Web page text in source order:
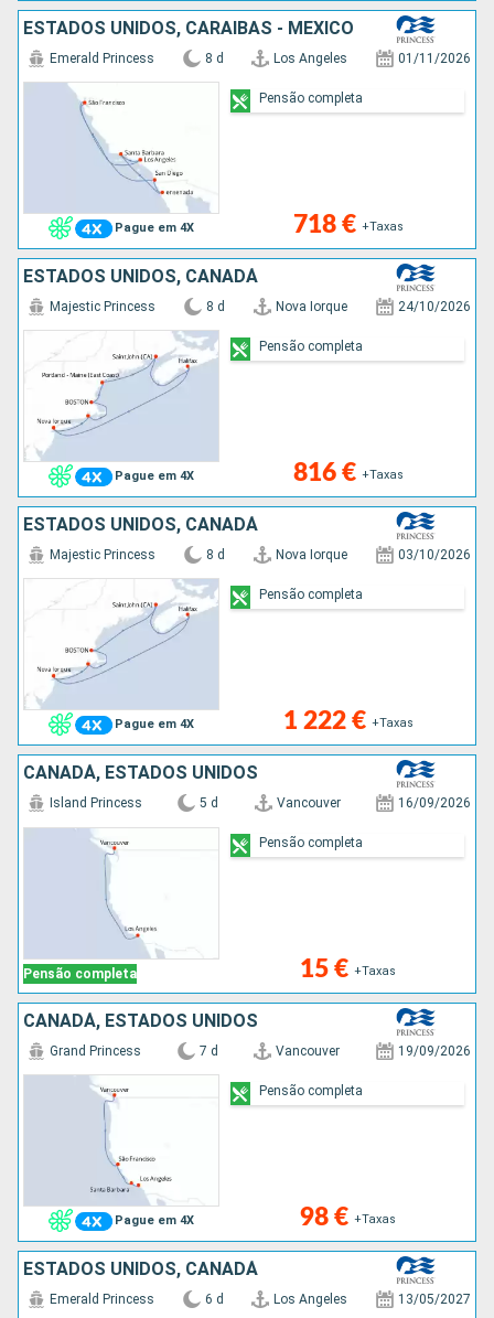
ESTADOS UNIDOS, CARAIBAS - MEXICO
Pague em 4X
Emerald Princess 8 d Los Angeles 01/11/2026
718 € +Taxas
Pensão completa
ESTADOS UNIDOS, CANADÁ
Pague em 4X
Majestic Princess 8 d Nova Iorque 24/10/2026
816 € +Taxas
Pensão completa
ESTADOS UNIDOS, CANADÁ
Pague em 4X
Majestic Princess 8 d Nova Iorque 03/10/2026
1 222 € +Taxas
Pensão completa
CANADÁ, ESTADOS UNIDOS
Pensão completa
Island Princess 5 d Vancouver 16/09/2026
15 € +Taxas
Pensão completa
CANADÁ, ESTADOS UNIDOS
Pague em 4X
Grand Princess 7 d Vancouver 19/09/2026
98 € +Taxas
Pensão completa
ESTADOS UNIDOS, CANADÁ
Emerald Princess 6 d Los Angeles 13/05/2027